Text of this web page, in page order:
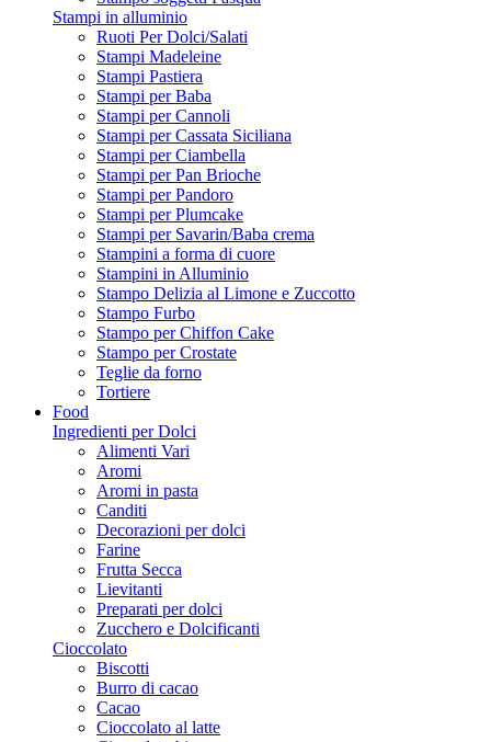
Stampi in alluminio
Ruoti Per Dolci/Salati
Stampi Madeleine
Stampi Pastiera
Stampi per Baba
Stampi per Cannoli
Stampi per Cassata Siciliana
Stampi per Ciambella
Stampi per Pan Brioche
Stampi per Pandoro
Stampi per Plumcake
Stampi per Savarin/Baba crema
Stampini a forma di cuore
Stampini in Alluminio
Stampo Delizia al Limone e Zuccotto
Stampo Furbo
Stampo per Chiffon Cake
Stampo per Crostate
Teglie da forno
Tortiere
Food
Ingredienti per Dolci
Alimenti Vari
Aromi
Aromi in pasta
Canditi
Decorazioni per dolci
Farine
Frutta Secca
Lievitanti
Preparati per dolci
Zucchero e Dolcificanti
Cioccolato
Biscotti
Burro di cacao
Cacao
Cioccolato al latte